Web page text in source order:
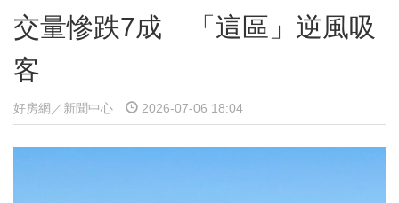
交量慘跌7成 「這區」逆風吸
客
好房網／新聞中心 2026-07-06 18:04